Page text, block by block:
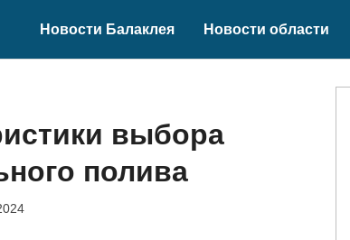
Новости Балаклея Новости области
выбора
полива